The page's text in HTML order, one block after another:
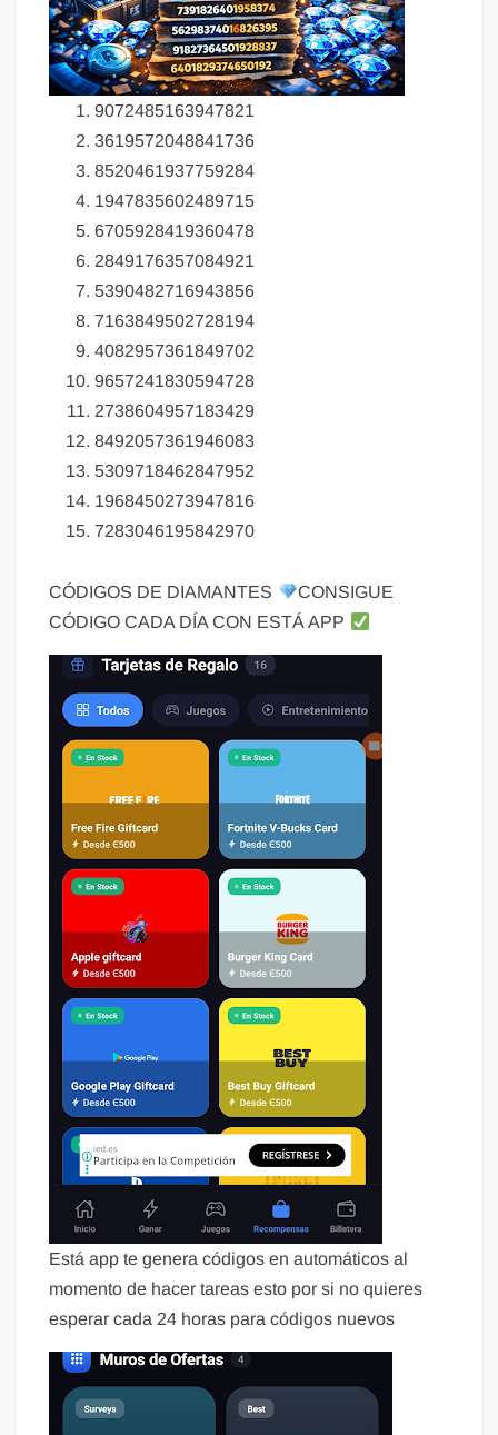
9072485163947821
3619572048841736
8520461937759284
1947835602489715
6705928419360478
2849176357084921
5390482716943856
7163849502728194
4082957361849702
9657241830594728
2738604957183429
8492057361946083
5309718462847952
1968450273947816
7283046195842970
CÓDIGOS DE DIAMANTES
CONSIGUE
CÓDIGO CADA DÍA CON ESTÁ APP
Está app te genera códigos en automáticos al
momento de hacer tareas esto por si no quieres
esperar cada 24 horas para códigos nuevos